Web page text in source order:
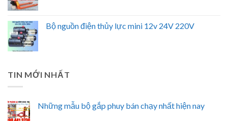
Bộ nguồn điện thủy lực mini 12v 24V 220V
TIN MỚI NHẤT
Những mẫu bộ gắp phuy bán chạy nhất hiện nay